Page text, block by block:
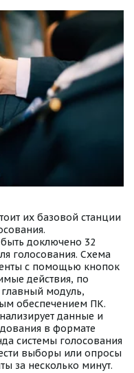
их базовой станции
доключено 32
голосования. Схема
с помощью кнопок
действия, по
модуль,
обеспечением ПК.
данные и
в формате
системы голосования
выборы или опросы
за несколько минут.